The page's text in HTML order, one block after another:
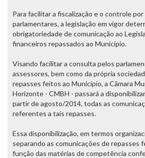
Para facilitar a fiscalização e o controle
parlamentares, a legislação em vigor
obrigatoriedade de comunicação ao
financeiros repassados ao Município.
Visando facilitar a consulta pelos
assessores, bem como da própria
repasses feitos ao Município, a Câmara
Horizonte - CMBH - passará a
partir de agosto/2014, todas as
referentes a tais repasses.
Essa disponibilização, em termos
separando as comunicações de repasses
função das matérias de competência